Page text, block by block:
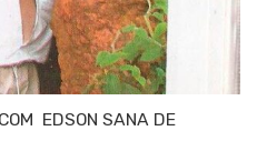
EDSON SANA DE